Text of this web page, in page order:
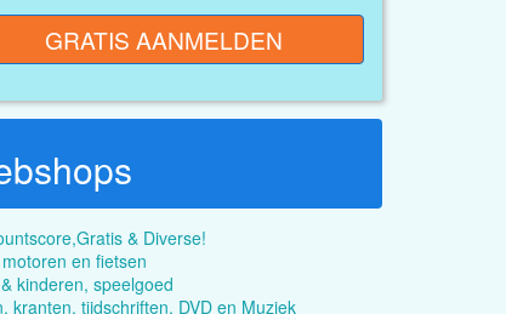
GRATIS AANMELDEN
& Diverse!
en fietsen
kinderen, speelgoed
kranten, tijdschriften, DVD en Muziek